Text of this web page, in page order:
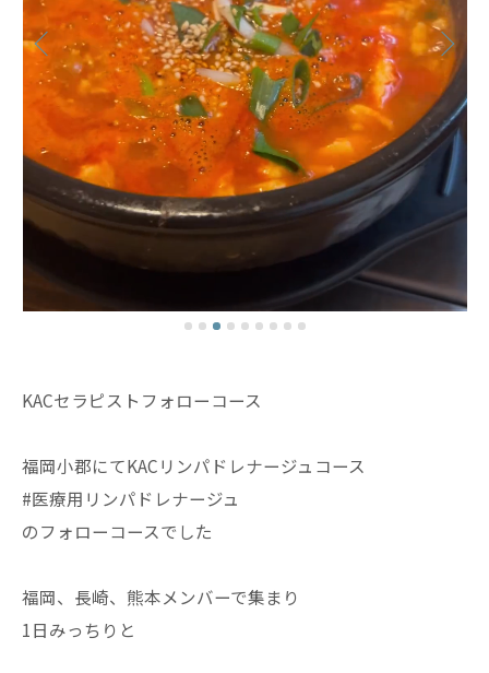
KACセラピストフォローコース
福岡小郡にてKACリンパドレナージュコース
#医療用リンパドレナージュ
のフォローコースでした
福岡、長崎、熊本メンバーで集まり
1日みっちりと